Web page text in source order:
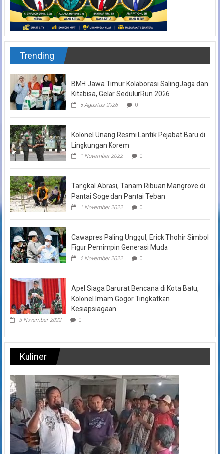
Trending
BMH Jawa Timur Kolaborasi SalingJaga dan
Kitabisa, Gelar SedulurRun 2026
6 Agustus 2026 0
Kolonel Unang Resmi Lantik Pejabat Baru di
Lingkungan Korem
1 November 2022 0
Tangkal Abrasi, Tanam Ribuan Mangrove di
Pantai Soge dan Pantai Teban
1 November 2022 0
Cawapres Paling Unggul, Erick Thohir Simbol
Figur Pemimpin Generasi Muda
2 November 2022 0
Apel Siaga Darurat Bencana di Kota Batu,
Kolonel Imam Gogor Tingkatkan
Kesiapsiagaan
3 November 2022 0
Kuliner